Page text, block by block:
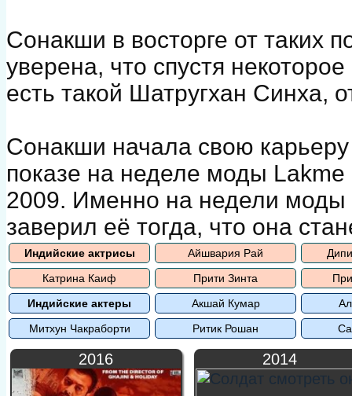
Сонакши в восторге от таких
уверена, что спустя
есть такой Шатругхан Синха,
Сонакши начала свою
показе на неделе моды
2009. Именно на недели
заверил её тогда, что она
Индийские актрисы Айшвария Рай
Катрина Каиф
Прити Зинта
Индийские актеры
Акшай Кумар
Митхун Чакраборти
Ритик Рошан
2016 2014